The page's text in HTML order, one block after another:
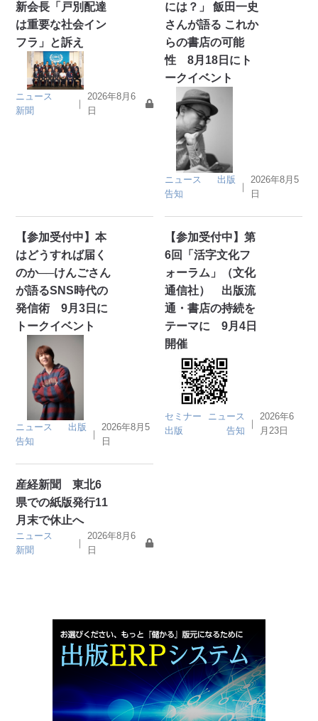
新会長「戸別配達
は重要な社会イン
フラ」と訴え
ニュース
新聞
｜
2026年8月6
日
には？」 飯田一史
さんが語る これか
らの書店の可能
性 8月18日にト
ークイベント
ニュース
出版
告知
｜
2026年8月5
日
【参加受付中】本
はどうすれば届く
のか──けんごさん
が語るSNS時代の
発信術 9月3日に
トークイベント
ニュース
出版
告知
｜
2026年8月5
日
【参加受付中】第
6回「活字文化フ
ォーラム」（文化
通信社） 出版流
通・書店の持続を
テーマに 9月4日
開催
セミナー
ニュース
出版
告知
｜
2026年6
月23日
産経新聞 東北6
県での紙版発行11
月末で休止へ
ニュース
新聞
｜
2026年8月6
日